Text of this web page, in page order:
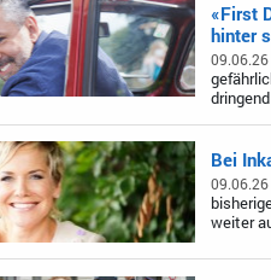
«First
hinter
09.06.26
Bei
09.06.26
weiter